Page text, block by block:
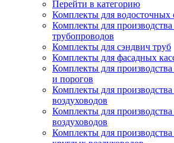
Перейти в категорию
Комплекты для водосточных
Комплекты для
трубопроводов
Комплекты для сэндвич труб
Комплекты для фасадных
Комплекты для
и порогов
Комплекты для
воздуховодов
Комплекты для
воздуховодов
Комплекты для